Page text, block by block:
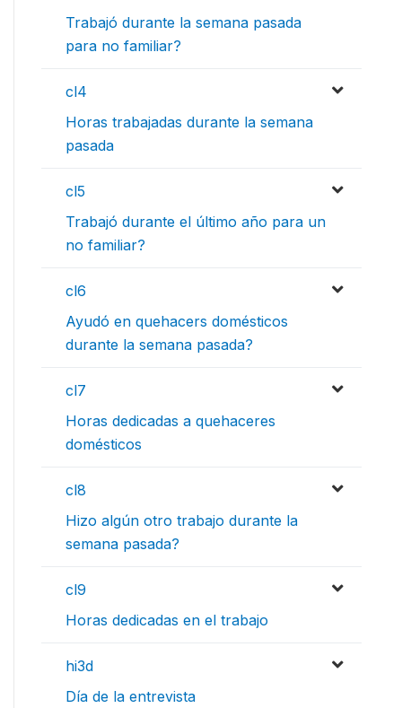
Trabajó durante la semana pasada
para no familiar?
cl4
Horas trabajadas durante la semana
pasada
cl5
Trabajó durante el último año para un
no familiar?
cl6
Ayudó en quehacers domésticos
durante la semana pasada?
cl7
Horas dedicadas a quehaceres
domésticos
cl8
Hizo algún otro trabajo durante la
semana pasada?
cl9
Horas dedicadas en el trabajo
hi3d
Día de la entrevista